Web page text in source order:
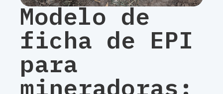
Modelo de
ficha de EPI
para
mineradoras: